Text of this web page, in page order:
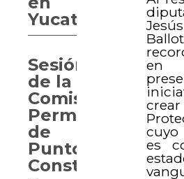
en
crear
es
Yucatán
Sesión
de la
Comisión
Permanente
de
Puntos
Constitucionales